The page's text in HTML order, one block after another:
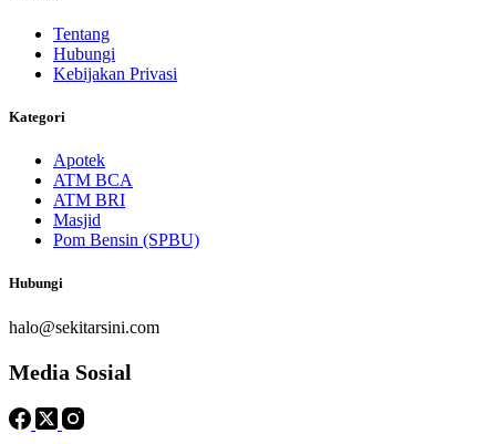
Tentang
Hubungi
Kebijakan Privasi
Kategori
Apotek
ATM BCA
ATM BRI
Masjid
Pom Bensin (SPBU)
Hubungi
halo@sekitarsini.com
Media Sosial